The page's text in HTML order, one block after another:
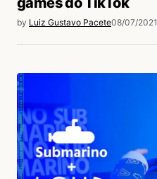
by Luiz Gustavo Pacete08/07/2021